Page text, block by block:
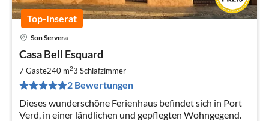
Top-Inserat
Son Servera
Casa Bell Esquard
7 Gäste240 m23 Schlafzimmer
2 Bewertungen
Dieses wunderschöne Ferienhaus befindet sich in Port
Verd, in einer ländlichen und gepflegten Wohngegend.